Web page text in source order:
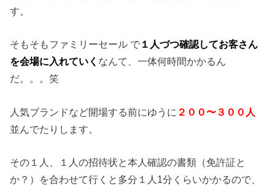
す。
そもそもファミリーセール で １人づつ確認してお客さん
を会場に入れていく なんて、一体何時間かかるん
だ。。。笑
人気ブランドなど開場する前にゆうに ２００〜３００人
並んでたりします。
その１人、１人の招待状と本人確認の書類（免許証と
か？）を合わせて行くと多分１人1分くらいかかるので、